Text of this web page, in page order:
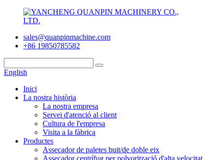
sales@quanpinmachine.com
+86 19850785582
English
Inici
La nostra història
La nostra empresa
Servei d'atenció al client
Cultura de l'empresa
Visita a la fàbrica
Productes
Assecador de paletes buit/de doble eix
Assecador centrífug per polvorització d'alta velocitat